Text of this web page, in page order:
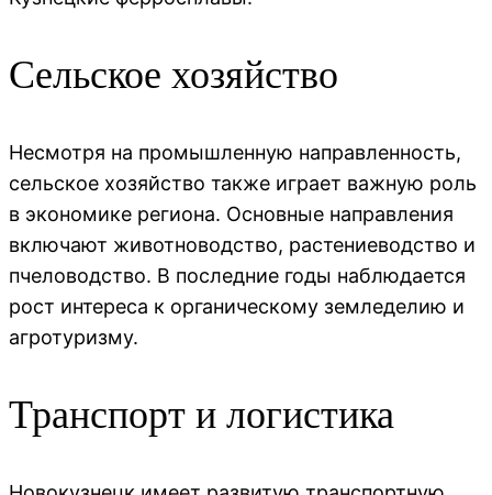
Сельское хозяйство
Несмотря на промышленную направленность,
сельское хозяйство также играет важную роль
в экономике региона. Основные направления
включают животноводство, растениеводство и
пчеловодство. В последние годы наблюдается
рост интереса к органическому земледелию и
агротуризму.
Транспорт и логистика